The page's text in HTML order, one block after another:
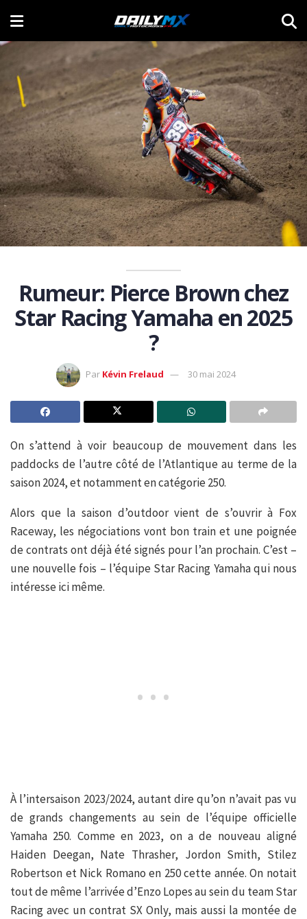
Rumeur: Pierce Brown chez
Star Racing Yamaha en 2025
?
Par Kévin Frelaud 30 mai 2024
On s’attend à voir beaucoup de mouvement dans les
paddocks de l’autre côté de l’Atlantique au terme de la
saison 2024, et notamment en catégorie 250.
Alors que la saison d’outdoor vient de s’ouvrir à Fox
Raceway, les négociations vont bon train et une poignée
de contrats ont déjà été signés pour l’an prochain. C’est –
une nouvelle fois – l’équipe Star Racing Yamaha qui nous
intéresse ici même.
À l’intersaison 2023/2024, autant dire qu’on n’avait pas vu
de grands changements au sein de l’équipe officielle
Yamaha 250. Comme en 2023, on a de nouveau aligné
Haiden Deegan, Nate Thrasher, Jordon Smith, Stilez
Robertson et Nick Romano en 250 cette année. On notait
tout de même l’arrivée d’Enzo Lopes au sein du team Star
Racing avec un contrat SX Only, mais aussi la montée de